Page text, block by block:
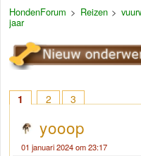
HondenForum > Reizen>
jaar
1 2 3
yooop
01 januari 2024 om 23:17